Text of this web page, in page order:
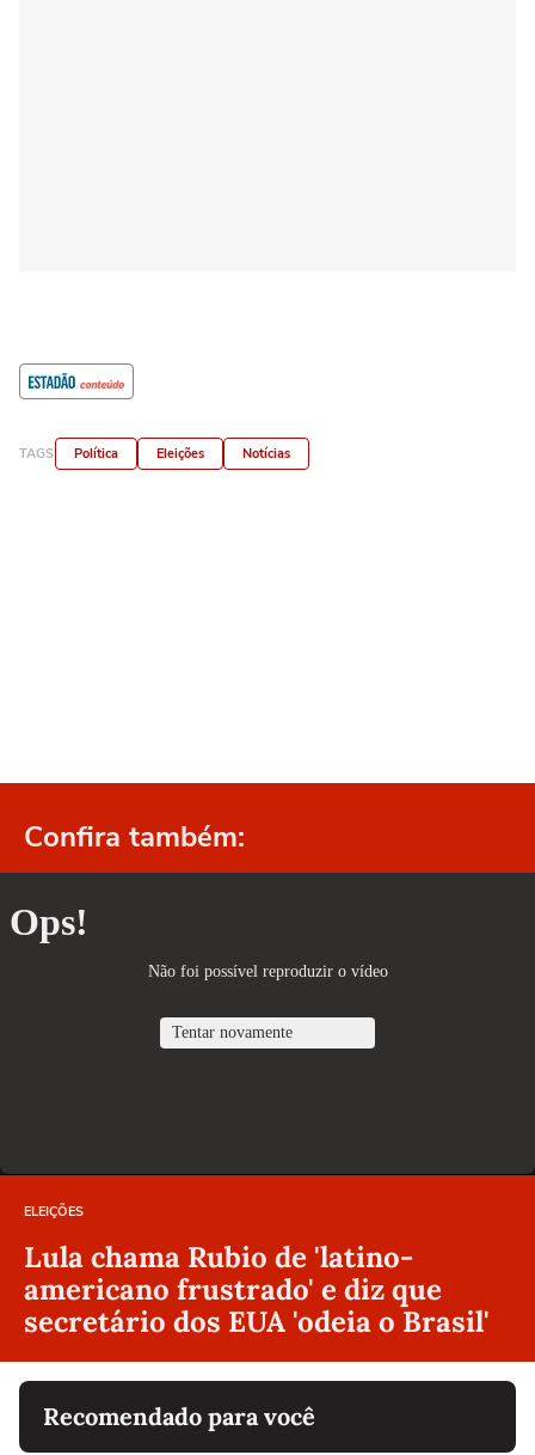
TAGS Política Eleições Notícias
Confira também:
ELEIÇÕES
Lula chama Rubio de 'latino-
americano frustrado' e diz que
secretário dos EUA 'odeia o Brasil'
Recomendado para você